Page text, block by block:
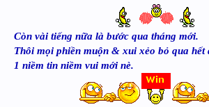
Còn vài tiếng nữa là bước qua tháng mới.
Thôi mọi phiền muộn & xui xẻo bỏ qua
1 niềm tin niềm vui mới nè.